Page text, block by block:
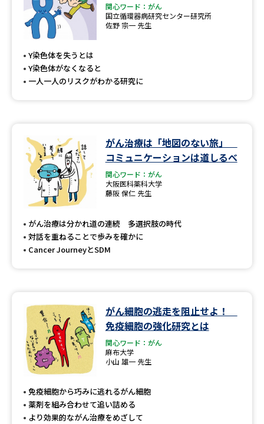
関心ワード：がん
国立循環器病研究センター研究所
佐野 宗一 先生
Y染色体を失うとは
Y染色体がなくなると
一人一人のリスクがわかる研究に
がん治療は「地図のない旅」
コミュニケーションは道しるべ
関心ワード：がん
大阪医科薬科大学
藤阪 保仁 先生
がん治療は分かれ道の連続 多選択肢の時代
対話を重ねることで歩みを確かに
Cancer JourneyとSDM
がん細胞の逃走を阻止せよ！
免疫細胞の強化研究とは
関心ワード：がん
麻布大学
小山 雄一 先生
免疫細胞から巧みに逃れるがん細胞
薬剤を組み合わせて追い詰める
より効果的ながん治療をめざして